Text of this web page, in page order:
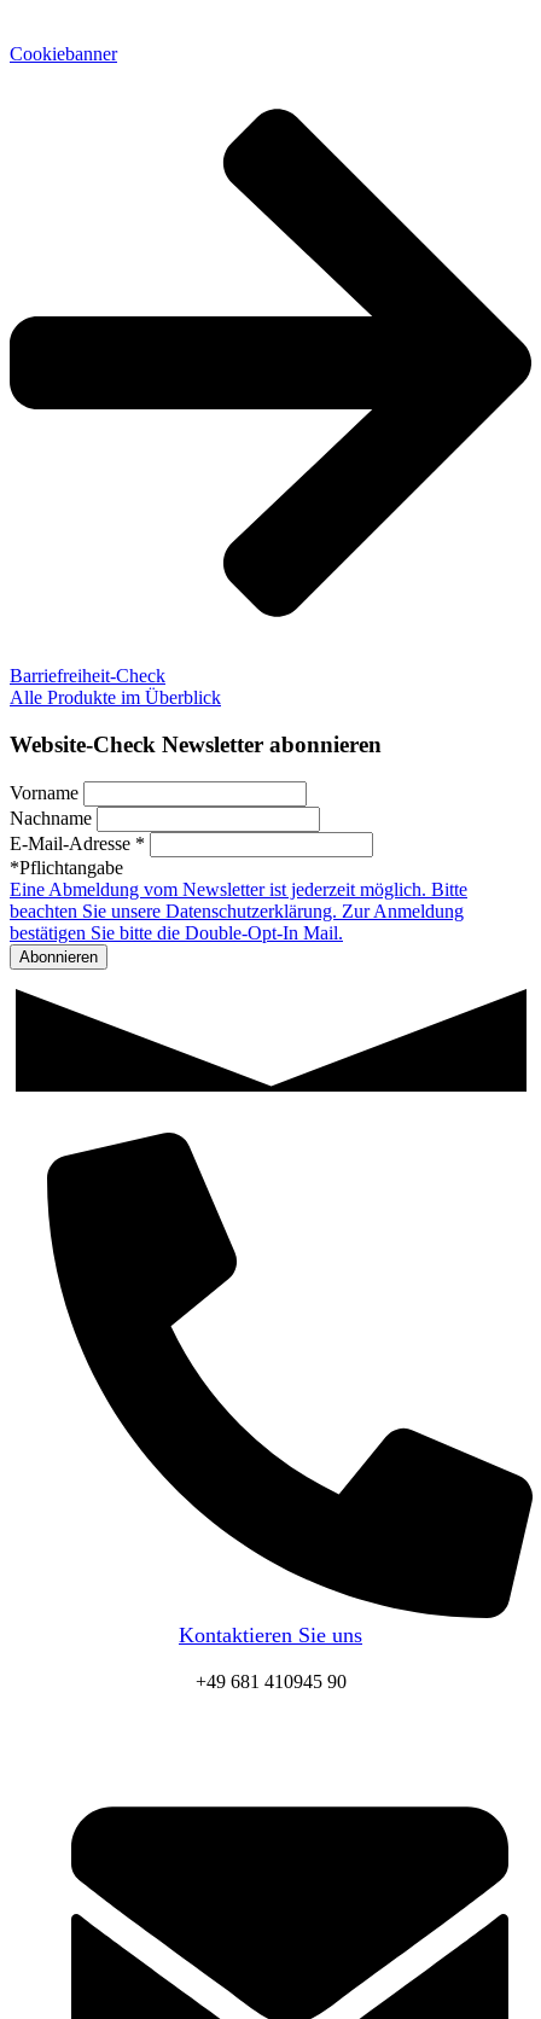
Cookiebanner
Barriefreiheit-Check
Alle Produkte im Überblick
Website-Check Newsletter abonnieren
Vorname
Nachname
E-Mail-Adresse *
*Pflichtangabe
Eine Abmeldung vom Newsletter ist jederzeit möglich. Bitte
beachten Sie unsere Datenschutzerklärung. Zur Anmeldung
bestätigen Sie bitte die Double-Opt-In Mail.
Kontaktieren Sie uns
+49 681 410945 90